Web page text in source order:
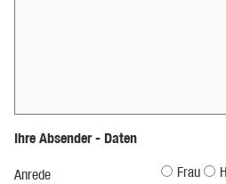
Ihre Absender - Daten
Anrede Frau